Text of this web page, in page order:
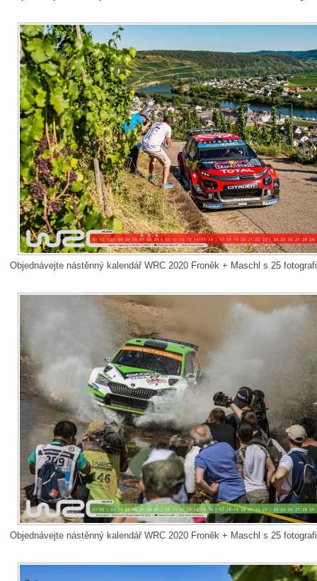
Objednávejte nástěnný kalendář WRC 2020 Froněk + Maschl s 25
Objednávejte nástěnný kalendář WRC 2020 Froněk + Maschl s 25